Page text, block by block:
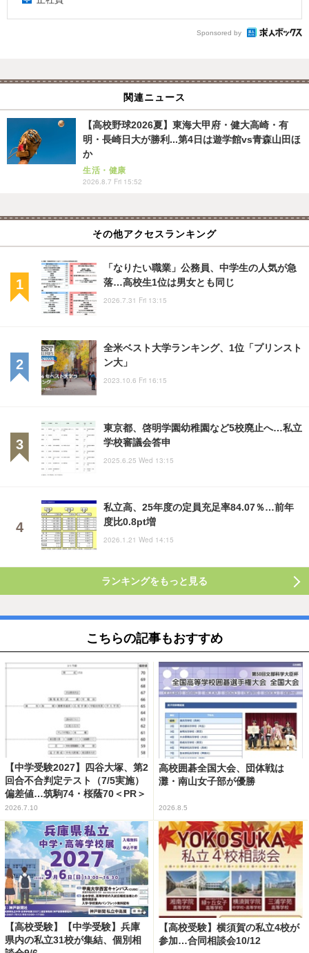
Sponsored by
関連ニュース
【高校野球2026夏】東海大甲府・健大高崎・有
明・長崎日大が勝利...第4日は遊学館vs青森山田ほ
か
生活・健康
2026.8.7 Fri 15:52
その他アクセスランキング
「なりたい職業」公務員、中学生の人気が急
落…高校生1位は男女とも同じ
2026.7.31 Fri 13:15
全米ベスト大学ランキング、1位「プリンスト
ン大」
2023.10.6 Fri 16:15
東京都、啓明学園幼稚園など5校廃止へ…私立
学校審議会答申
2025.6.25 Wed 13:15
私立高、25年度の定員充足率84.07％…前年
度比0.8pt増
2026.1.21 Wed 14:15
ランキングをもっと見る
こちらの記事もおすすめ
【中学受験2027】四谷大塚、第2
回合不合判定テスト（7/5実施）
偏差値…筑駒74・桜蔭70＜PR＞
2026.7.10
高校囲碁全国大会、団体戦は
灘・南山女子部が優勝
2026.8.5
【高校受験】【中学受験】兵庫
県内の私立31校が集結、個別相
【高校受験】横須賀の私立4校が
参加…合同相談会10/12